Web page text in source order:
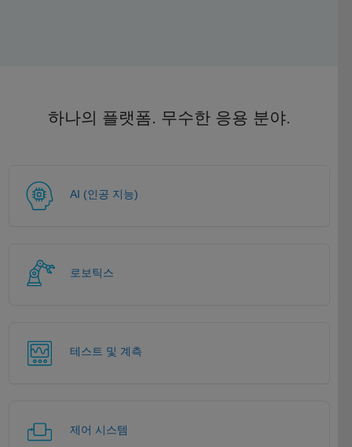
하나의 플랫폼. 무수한 응용 분야.
AI (인공 지능)
로보틱스
테스트 및 계측
제어 시스템